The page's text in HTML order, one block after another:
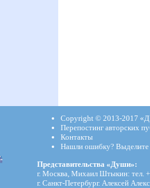
Copyright © 2013-2017
Перепостинг авторских
Контакты
Нашли ошибку?
Представительства «Души»:
г. Москва, Михаил Штыкин: тел.
г. Санкт-Петербург. Алексей